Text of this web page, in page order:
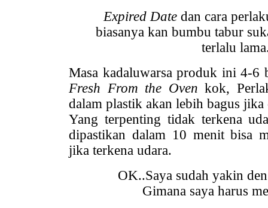
Expired Datedan cara
biasanya kan bumbu tabur
terlalu
Masa kadaluwarsa produk ini 4-6
Fresh From the Oven kok,
dalam plastik akan lebih bagus
Yang terpenting tidak terkena
dipastikan dalam 10 menit bisa
jika terkena udara.
OK..Saya sudah yakin
Gimana saya harus